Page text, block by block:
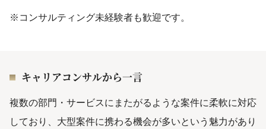
※コンサルティング未経験者も歓迎です。
キャリアコンサルから一言
複数の部門・サービスにまたがるような案件に柔軟に対応
しており、大型案件に携わる機会が多いという魅力があり